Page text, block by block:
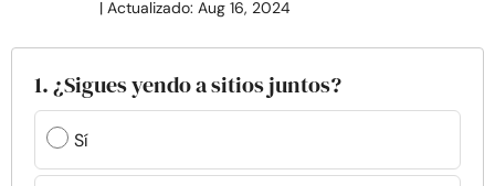
Cursos
Recursos
| Actualizado: Aug 16, 2024
1. ¿Sigues yendo a sitios juntos?
Sí